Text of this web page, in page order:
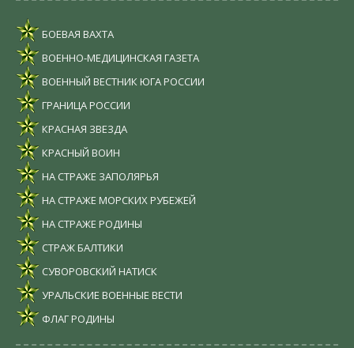
БОЕВАЯ ВАХТА
ВОЕННО-МЕДИЦИНСКАЯ ГАЗЕТА
ВОЕННЫЙ ВЕСТНИК ЮГА РОССИИ
ГРАНИЦА РОССИИ
КРАСНАЯ ЗВЕЗДА
КРАСНЫЙ ВОИН
НА СТРАЖЕ ЗАПОЛЯРЬЯ
НА СТРАЖЕ МОРСКИХ РУБЕЖЕЙ
НА СТРАЖЕ РОДИНЫ
СТРАЖ БАЛТИКИ
СУВОРОВСКИЙ НАТИСК
УРАЛЬСКИЕ ВОЕННЫЕ ВЕСТИ
ФЛАГ РОДИНЫ